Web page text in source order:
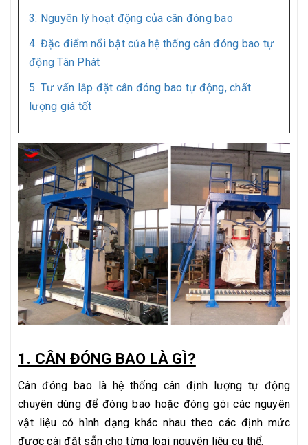
3. Nguyên lý hoạt động của cân đóng bao
4. Đặc điểm nổi bật của hệ thống cân đóng bao tự
động Tân Phát
5. Tư vấn lắp đặt cân đóng bao tự động, chất
lượng giá tốt
1. CÂN ĐÓNG BAO LÀ GÌ?
Cân đóng bao là hệ thống cân định lượng tự động
chuyên dùng để đóng bao hoặc đóng gói các nguyên
vật liệu có hình dạng khác nhau theo các định mức
được cài đặt sẵn cho từng loại nguyên liệu cụ thể.